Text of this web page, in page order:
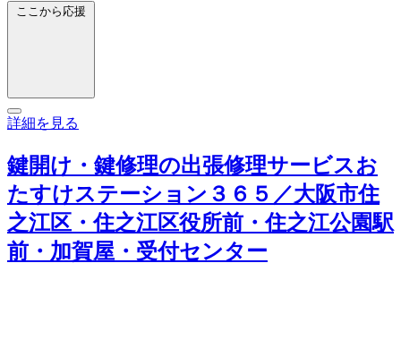
ここから応援
詳細を見る
鍵開け・鍵修理の出張修理サービスお
たすけステーション３６５／大阪市住
之江区・住之江区役所前・住之江公園駅
前・加賀屋・受付センター